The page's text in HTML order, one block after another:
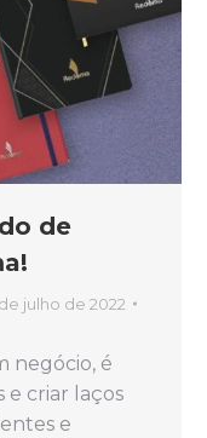
de
julho de 2022
negócio, é
e criar laços
e